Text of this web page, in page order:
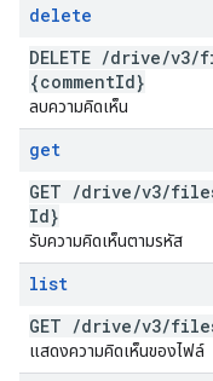
delete
DELETE /drive/v3/
{commentId}
ลบความคิดเห็น
get
GET /drive/v3/
Id}
รับความคิดเห็นตามรหัส
list
GET /drive/v3/
แสดงความคิดเห็นของไฟล์